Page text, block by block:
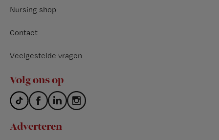
Nursing shop
Contact
Veelgestelde vragen
Volg ons op
Adverteren